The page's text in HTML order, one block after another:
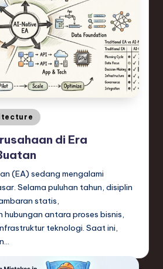
di Era
(EA) sedang mengalami
Selama puluhan tahun, disiplin
statis,
hubungan antara proses bisnis,
teknologi. Saat ini,